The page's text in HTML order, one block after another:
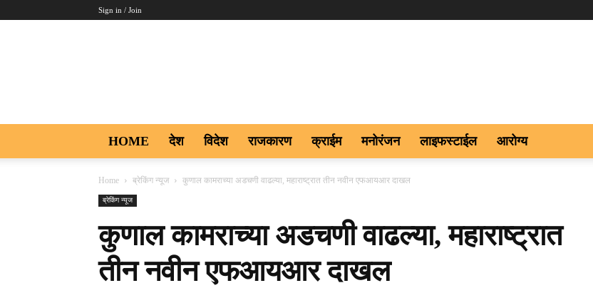
Sign in / Join
HOME देश विदेश राजकारण क्राईम मनोरंजन लाइफस्टाईल आरोग्य
Home ब्रेकिंग न्यूज कुणाल कामराच्या अडचणी वाढल्या, महाराष्ट्रात तीन नवीन एफआयआर दाखल
ब्रेकिंग न्यूज
कुणाल कामराच्या अडचणी वाढल्या, महाराष्ट्रात
तीन नवीन एफआयआर दाखल